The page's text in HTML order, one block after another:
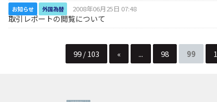
お知らせ 外国為替 2008年06月25日 07:48
取引レポートの閲覧について
99 / 103 « ... 98 99